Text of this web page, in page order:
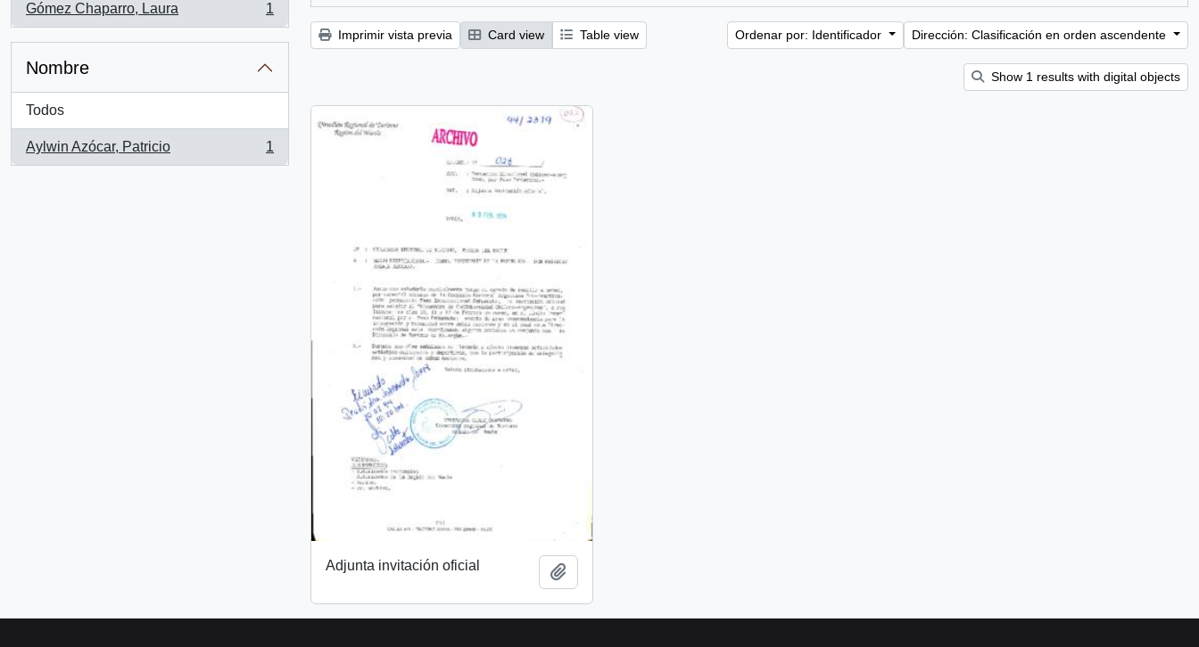
Gómez Chaparro, Laura
, 1 resultados
1
Nombre
Todos
Aylwin Azócar, Patricio
, 1 resultados
1
Imprimir vista previa Card view Table view Ordenar por: Identificador Dirección: Clasificación en orden ascendente
Show 1 results with digital objects
Adjunta invitación oficial